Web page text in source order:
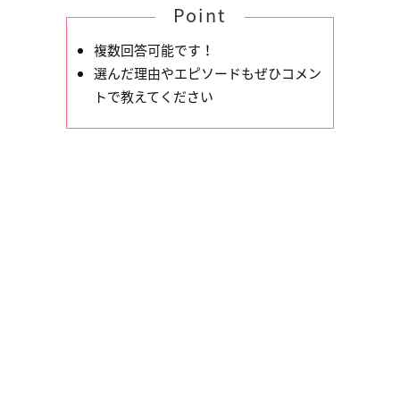
Point
複数回答可能です！
選んだ理由やエピソードもぜひコメン
トで教えてください